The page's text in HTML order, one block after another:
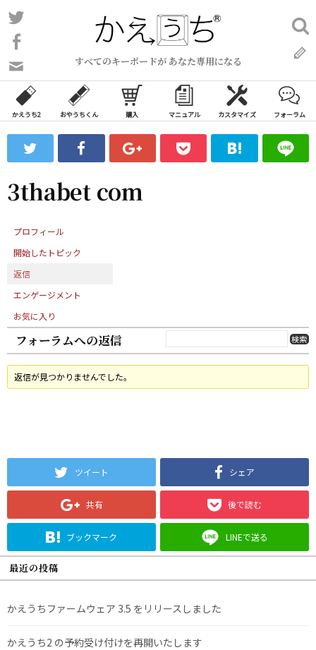
コ
ン
ン
ツ
ス
ッ
プ
すべてのキーボードが あなた専用になる
い
合
わ
フ
ォ
ム
検
索:
かえうち2 おやうちくん 購入 マニュアル カスタマイズ フォーラム
3thabet com
プロフィール
開始したトピック
返信
エンゲージメント
お気に入り
フォーラムへの返信
返信が見つかりませんでした。
ツイート シェア
共有 後で読む
ブックマーク LINEで送る
最近の投稿
かえうちファームウェア 3.5 をリリースしました
かえうち2 の予約受け付けを再開いたします